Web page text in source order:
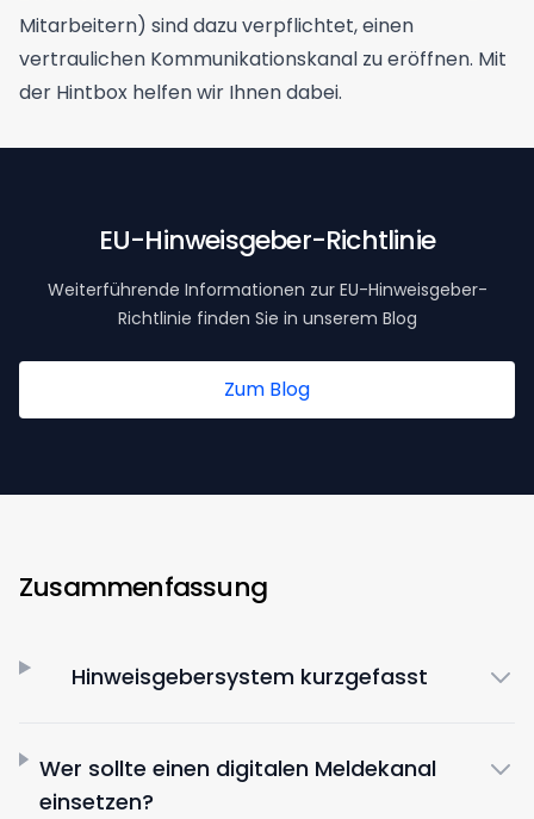
Mitarbeitern) sind dazu verpflichtet, einen
vertraulichen Kommunikationskanal zu eröffnen. Mit
der Hintbox helfen wir Ihnen dabei.
EU-Hinweisgeber-Richtlinie
Weiterführende Informationen zur EU-Hinweisgeber-
Richtlinie finden Sie in unserem Blog
Zum Blog
Zusammenfassung
Hinweisgebersystem kurzgefasst
Wer sollte einen digitalen Meldekanal
einsetzen?